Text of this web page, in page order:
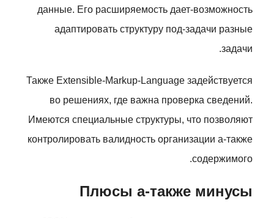
данные. Его расширяемость дает-возможность
адаптировать структуру под-задачи разные
задачи.
Также Extensible-Markup-Language задействуется
во решениях, где важна проверка сведений.
Имеются специальные структуры, что позволяют
контролировать валидность организации а-также
содержимого.
Плюсы а-также минусы